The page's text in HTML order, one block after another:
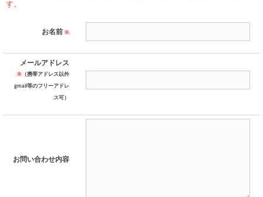
す。
お名前 ※
メールアドレス
※ （携帯アドレス以外
gmail等のフリーアドレ
ス可）
お問い合わせ内容